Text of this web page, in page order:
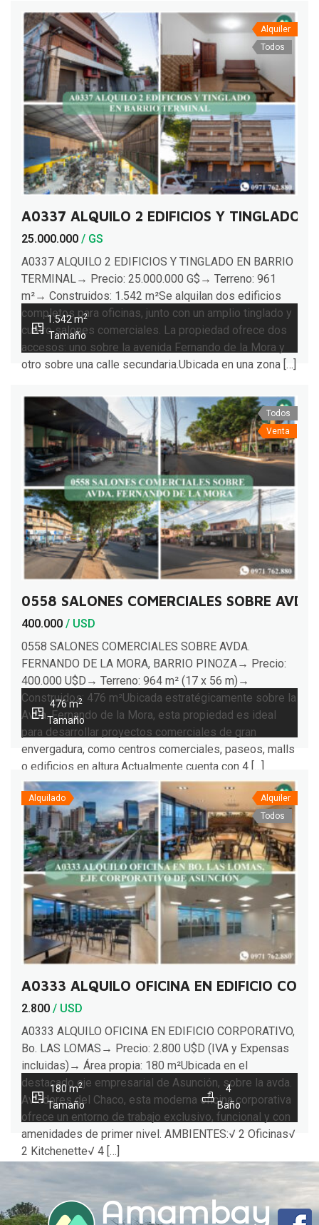
Alquiler
Todos
A0337 ALQUILO 2 EDIFICIOS Y TINGLADO
25.000.000 / GS
A0337 ALQUILO 2 EDIFICIOS Y TINGLADO EN BARRIO
TERMINAL→ Precio: 25.000.000 G$→ Terreno: 961
m²→ Construidos: 1.542 m²Se alquilan dos edificios
completos para oficinas, junto con un amplio tinglado y
cuatro salones comerciales. La propiedad ofrece dos
accesos: uno sobre la avenida Fernando de la Mora y
otro sobre una calle secundaria.Ubicada en una zona […]
1.542 m2
Tamaño
Todos
Venta
0558 SALONES COMERCIALES SOBRE
400.000 / USD
0558 SALONES COMERCIALES SOBRE AVDA.
FERNANDO DE LA MORA, BARRIO PINOZA→ Precio:
400.000 U$D→ Terreno: 964 m² (17 x 56 m)→
Construidos: 476 m²Ubicada estratégicamente sobre la
Avda. Fernando de la Mora, esta propiedad es ideal
para desarrollar proyectos comerciales de gran
envergadura, como centros comerciales, paseos, malls
o edificios en altura.Actualmente cuenta con 4 […]
476 m2
Tamaño
Alquilado
Alquiler
Todos
A0333 ALQUILO OFICINA EN EDIFICIO
2.800 / USD
A0333 ALQUILO OFICINA EN EDIFICIO CORPORATIVO,
Bo. LAS LOMAS→ Precio: 2.800 U$D (IVA y Expensas
incluidas)→ Área propia: 180 m²Ubicada en el
destacado eje empresarial de Asunción, sobre la avda.
Aviadores del Chaco, esta moderna oficina corporativa
ofrece un entorno de trabajo exclusivo, funcional y con
amenidades de primer nivel. AMBIENTES:√ 2 Oficinas√
2 Kitchenette√ 4 […]
180 m2
Tamaño
4
Baño